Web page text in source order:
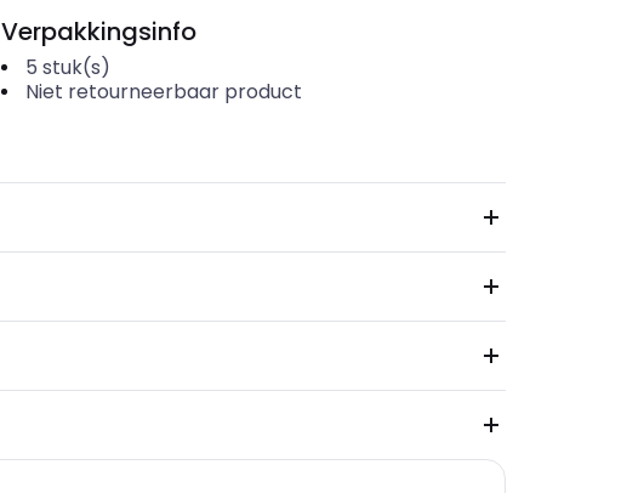
Verpakkingsinfo
5 stuk(s)
Niet retourneerbaar product